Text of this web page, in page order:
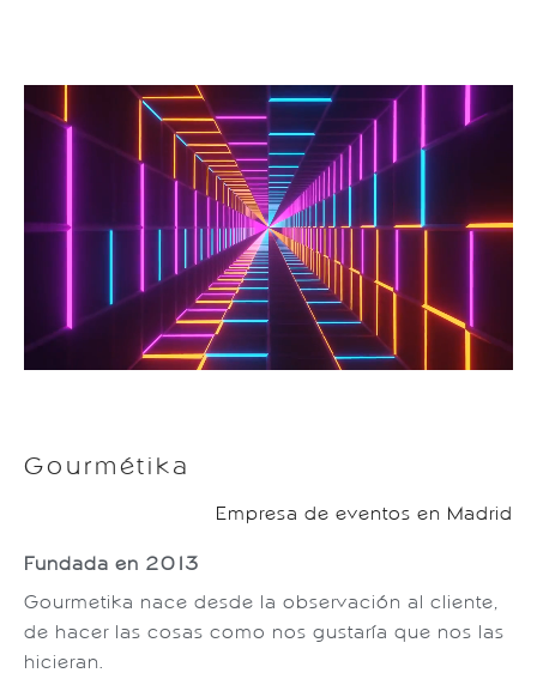
Gourmétika
Empresa de eventos en Madrid
Fundada en 2013
Gourmetika nace desde la observación al cliente,
de hacer las cosas como nos gustaría que nos las
hicieran.